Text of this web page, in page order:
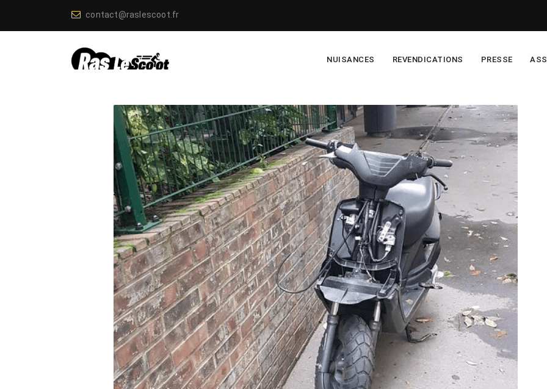
contact@raslescoot.fr
NUISANCES REVENDICATIONS PRESSE